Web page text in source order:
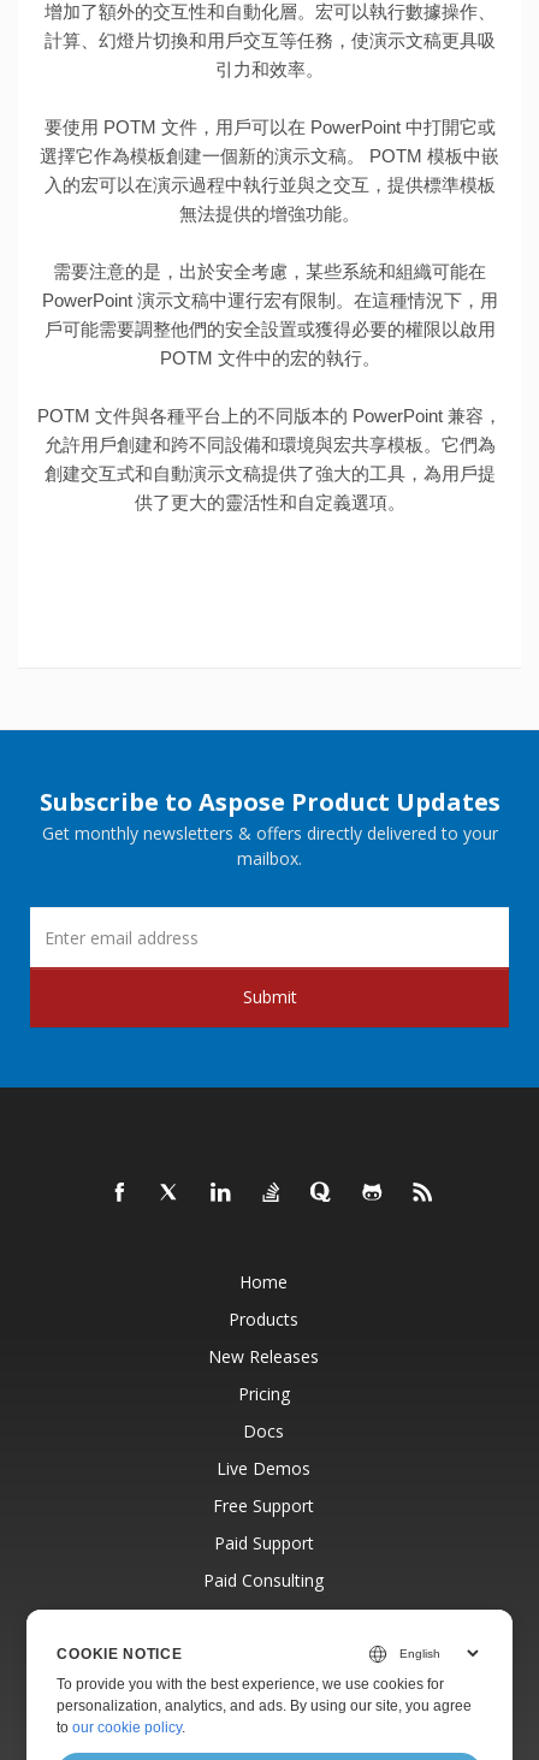
增加了額外的交互性和自動化層。宏可以執行數據操作、
計算、幻燈片切換和用戶交互等任務，使演示文稿更具吸
引力和效率。
要使用 POTM 文件，用戶可以在 PowerPoint 中打開它或
選擇它作為模板創建一個新的演示文稿。 POTM 模板中嵌
入的宏可以在演示過程中執行並與之交互，提供標準模板
無法提供的增強功能。
需要注意的是，出於安全考慮，某些系統和組織可能在
PowerPoint 演示文稿中運行宏有限制。在這種情況下，用
戶可能需要調整他們的安全設置或獲得必要的權限以啟用
POTM 文件中的宏的執行。
POTM 文件與各種平台上的不同版本的 PowerPoint 兼容，
允許用戶創建和跨不同設備和環境與宏共享模板。它們為
創建交互式和自動演示文稿提供了強大的工具，為用戶提
供了更大的靈活性和自定義選項。
Subscribe to Aspose Product Updates
Get monthly newsletters & offers directly delivered to your
mailbox.
Submit
Home
Products
New Releases
Pricing
Docs
Live Demos
Free Support
Paid Support
Paid Consulting
Blog
About
COOKIE NOTICE
To provide you with the best experience, we use cookies for
personalization, analytics, and ads. By using our site, you agree
toour cookie policy.